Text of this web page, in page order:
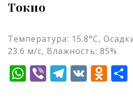
Токио
Температура: 15.8°C,
23.6 м/с, Влажность: 85%
WhatsApp
ViberTelegram
VK